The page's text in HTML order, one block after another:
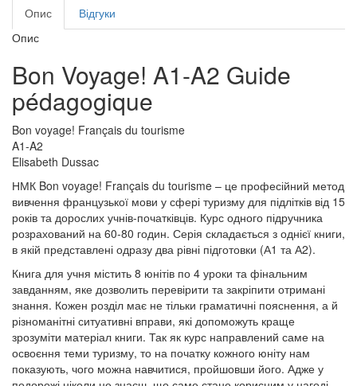
Опис
Відгуки
Опис
Bon Voyage! A1-A2 Guide
pédagogique
Bon voyage! Français du tourisme
A1-A2
Elisabeth Dussac
НМК Bon voyage! Français du tourisme – це професійний метод
вивчення французької мови у сфері туризму для підлітків від 15
років та дорослих учнів-початківців. Курс одного підручника
розрахований на 60-80 годин. Серія складається з однієї книги,
в якій представлені одразу два рівні підготовки (А1 та А2).
Книга для учня містить 8 юнітів по 4 уроки та фінальним
завданням, яке дозволить перевірити та закріпити отримані
знання. Кожен розділ має не тільки граматичні пояснення, а й
різноманітні ситуативні вправи, які допоможуть краще
зрозуміти матеріал книги. Так як курс направлений саме на
освоєння теми туризму, то на початку кожного юніту нам
показують, чого можна навчитися, пройшовши його. Адже у